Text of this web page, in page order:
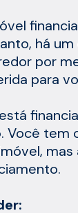
há
por
para
tem